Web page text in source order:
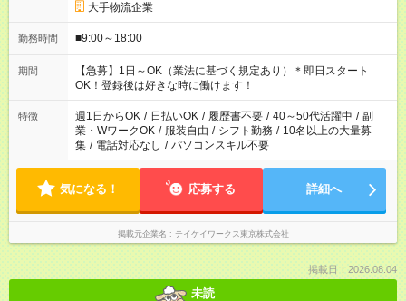
大手物流企業
勤務時間 ■9:00～18:00
期間
【急募】1日～OK（業法に基づく規定あり）＊即日スタート
OK！登録後は好きな時に働けます！
特徴 週1日からOK / 日払いOK / 履歴書不要 / 40～50代活躍中 / 副
業・WワークOK / 服装自由 / シフト勤務 / 10名以上の大量募
集 / 電話対応なし / パソコンスキル不要
気になる！ 応募する 詳細へ
掲載元企業名 テイケイワークス東京株式会社
掲載日：2026.08.04
未読